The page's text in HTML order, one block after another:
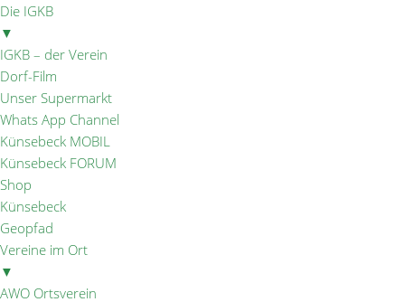
Die IGKB
▼
IGKB – der Verein
Dorf-Film
Unser Supermarkt
Whats App Channel
Künsebeck MOBIL
Künsebeck FORUM
Shop
Künsebeck
Geopfad
Vereine im Ort
▼
AWO Ortsverein